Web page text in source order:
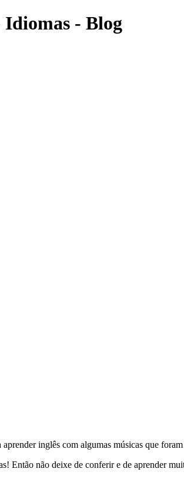
Idiomas - Blog
inglês com algumas músicas que
Então não deixe de conferir e de aprender